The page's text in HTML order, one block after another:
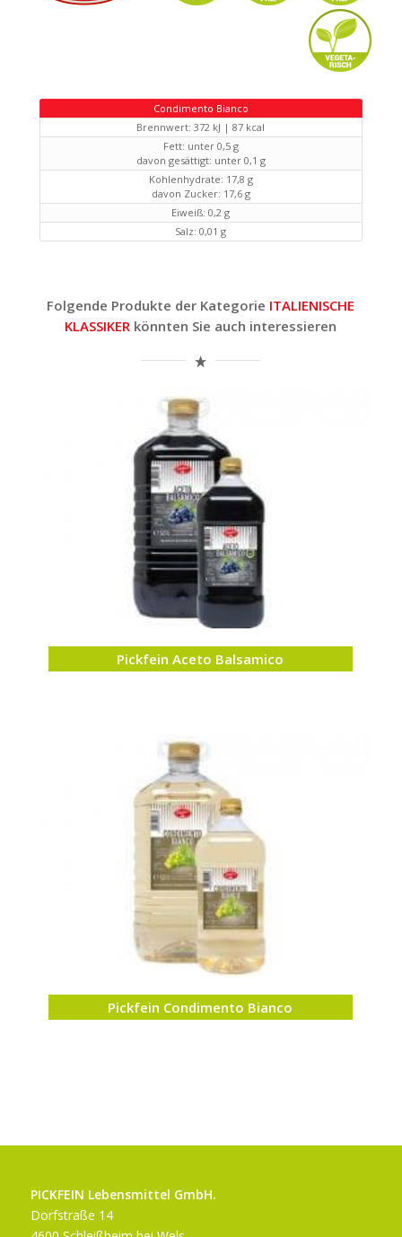
Condimento Bianco
Brennwert:372 kJ | 87 kcal
Fett: unter 0,5 g
davon gesättigt: unter 0,1 g
Kohlenhydrate: 17,8 g
davon Zucker: 17,6 g
Eiweiß:0,2 g
Salz:0,01 g
Folgende Produkte der Kategorie ITALIENISCHE
KLASSIKER könnten Sie auch interessieren
Pickfein Aceto Balsamico
Pickfein Condimento Bianco
PICKFEIN Lebensmittel GmbH.
Dorfstraße 14